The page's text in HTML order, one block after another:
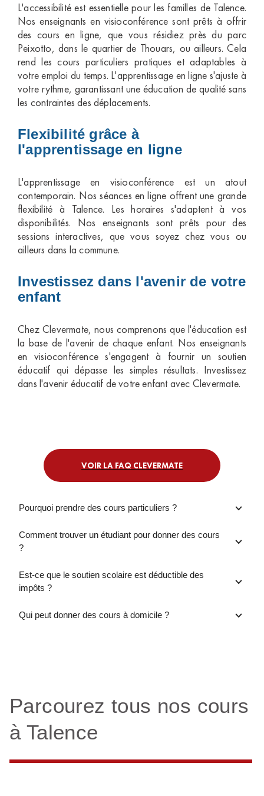
L'accessibilité est essentielle pour les familles de Talence.
Nos enseignants en visioconférence sont prêts à offrir
des cours en ligne, que vous résidiez près du parc
Peixotto, dans le quartier de Thouars, ou ailleurs. Cela
rend les cours particuliers pratiques et adaptables à
votre emploi du temps. L'apprentissage en ligne s'ajuste à
votre rythme, garantissant une éducation de qualité sans
les contraintes des déplacements.
Flexibilité grâce à
l'apprentissage en ligne
L'apprentissage en visioconférence est un atout
contemporain. Nos séances en ligne offrent une grande
flexibilité à Talence. Les horaires s'adaptent à vos
disponibilités. Nos enseignants sont prêts pour des
sessions interactives, que vous soyez chez vous ou
ailleurs dans la commune.
Investissez dans l'avenir de votre
enfant
Chez Clevermate, nous comprenons que l'éducation est
la base de l'avenir de chaque enfant. Nos enseignants
en visioconférence s'engagent à fournir un soutien
éducatif qui dépasse les simples résultats. Investissez
dans l'avenir éducatif de votre enfant avec Clevermate.
VOIR LA FAQ CLEVERMATE
Pourquoi prendre des cours particuliers ?
Comment trouver un étudiant pour donner des cours
?
Est-ce que le soutien scolaire est déductible des
impôts ?
Qui peut donner des cours à domicile ?
Parcourez tous nos cours
à Talence